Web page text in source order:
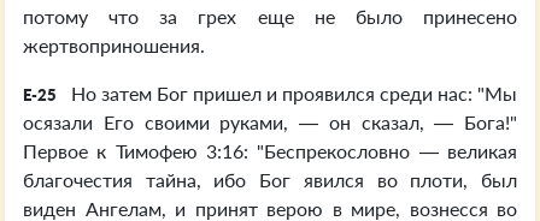
потому что за грех еще не было принесено
жертвоприношения.
E-25
Но затем Бог пришел и проявился среди нас: "Мы
осязали Его своими руками, — он сказал, — Бога!"
Первое к Тимофею 3:16: "Беспрекословно — великая
благочестия тайна, ибо Бог явился во плоти, был
виден Ангелам, и принят верою в мире, вознесся во